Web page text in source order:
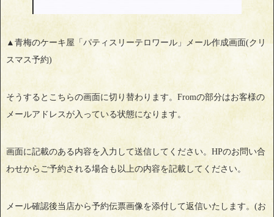
▲青梅のケーキ屋「パティスリーテロワール」メール作成画面(クリ
スマス予約)
そうするとこちらの画面に切り替わります。Fromの部分はお客様の
メールアドレスが入っている状態になります。
画面に記載のある内容を入力して送信してください。HPのお問い合
わせからご予約される場合も以上の内容を記載してください。
メール確認後当店から予約伝票画像を添付して返信いたします。(お